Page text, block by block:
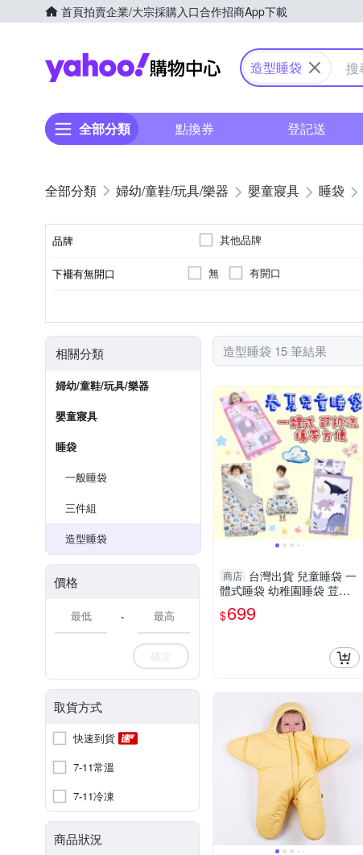
首頁拍賣企業/大宗採購入口合作招商App下載
Yahoo購物中心
造型睡袋
全部分類 點換券 登記送
婦幼/童鞋/玩具/樂器 嬰童寢具 睡袋
品牌
品牌名稱
其他品牌
下襬有無開口 無 有開口
相關分類
婦幼/童鞋/玩具/樂器
嬰童寢具
睡袋
一般睡袋
三件組
造型睡袋
價格
-
確定
取貨方式
快速到貨
7-11常溫
7-11冷凍
商品狀況
造型睡袋 15 筆結果
商店 台灣出貨 兒童睡袋 一
體式睡袋 幼稚園睡袋 荳荳
$699